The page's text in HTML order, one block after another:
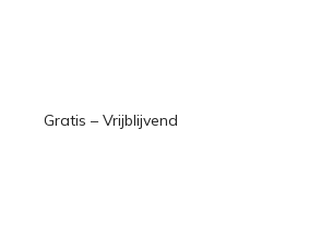
Gratis – Vrijblijvend